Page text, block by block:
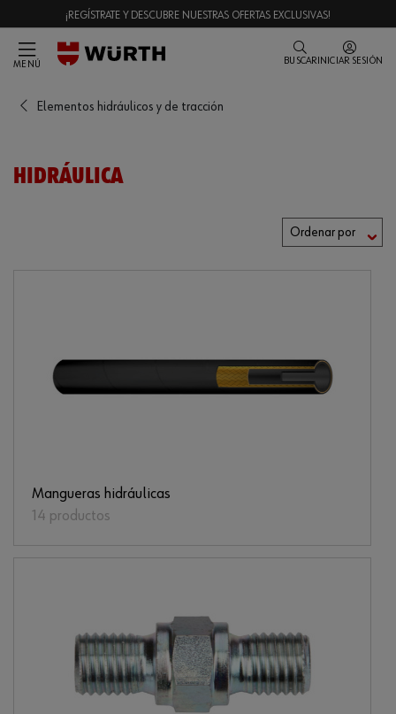
¡REGÍSTRATE Y DESCUBRE NUESTRAS OFERTAS EXCLUSIVAS!
MENÚ BUSCAR INICIAR SESIÓN
Elementos hidráulicos y de tracción
HIDRÁULICA
Mangueras hidráulicas
14 productos